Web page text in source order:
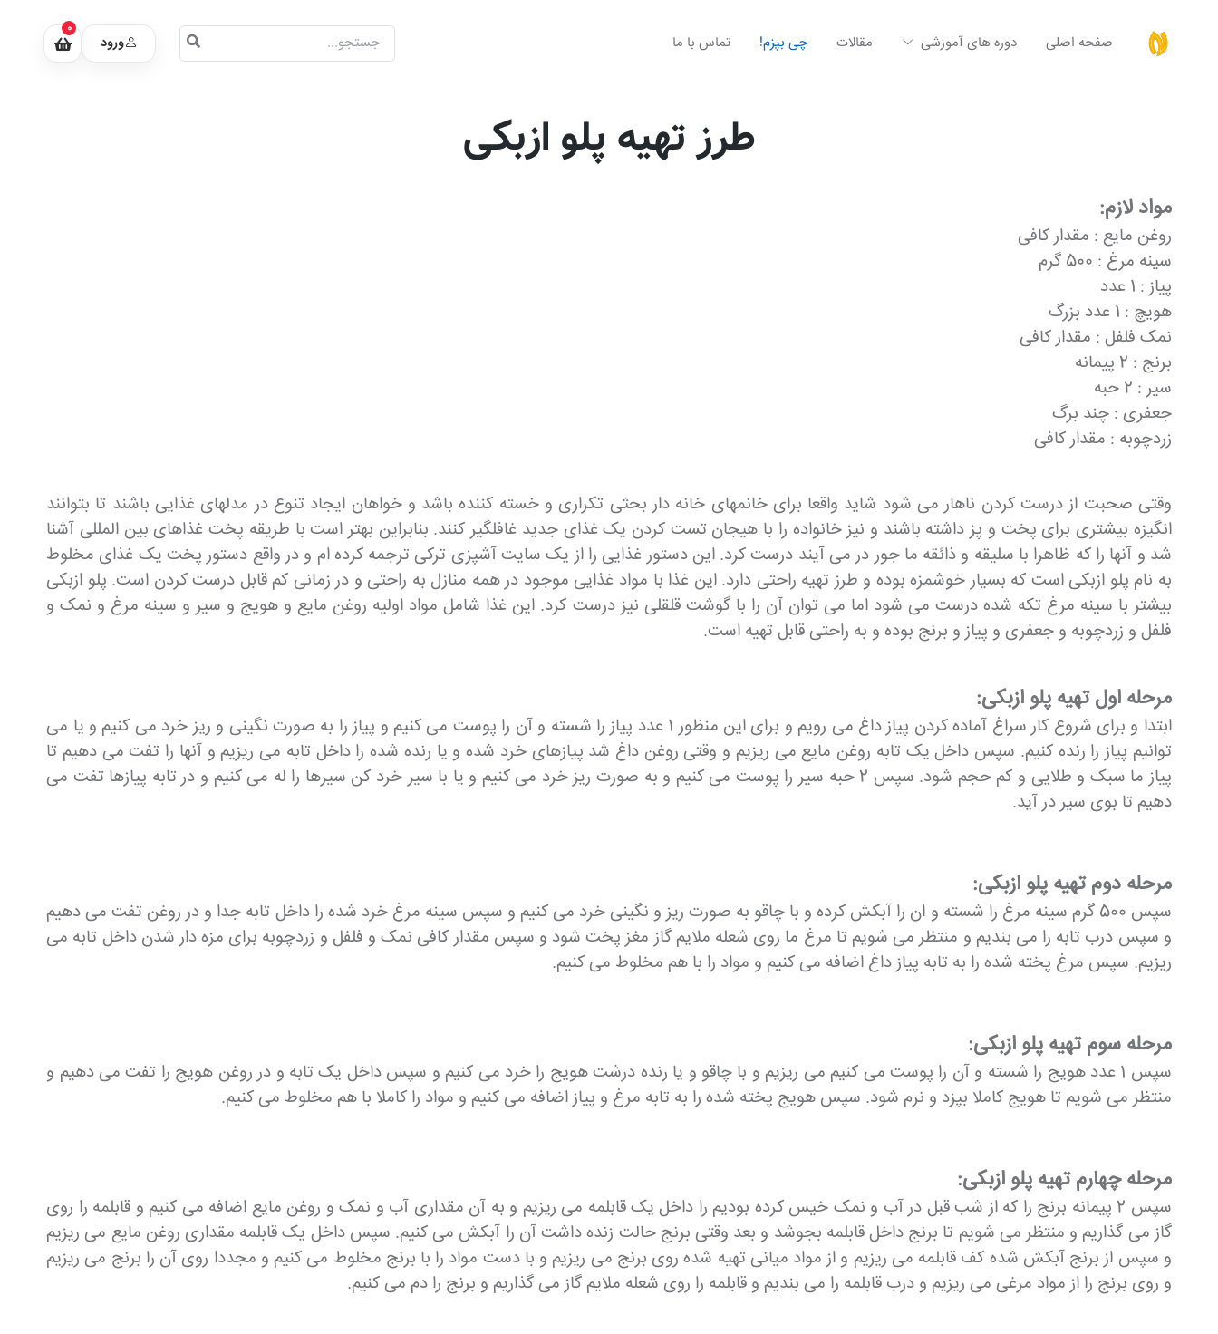
صفحه اصلی دوره های آموزشی مقالات چی بپزم! تماس با ما ورود
0
طرز تهیه پلو ازبکی
مواد لازم:
روغن مایع : مقدار کافی
سینه مرغ : 500 گرم
پیاز : 1 عدد
هویچ : 1 عدد بزرگ
نمک فلفل : مقدار کافی
برنج : 2 پیمانه
سیر : 2 حبه
جعفری : چند برگ
زردچوبه : مقدار کافی
وقتی صحبت از درست کردن ناهار می شود شاید واقعا برای خانمهای خانه دار بحثی تکراری و خسته کننده باشد و خواهان ایجاد تنوع در مدلهای غذایی باشند تا بتوانند
انگیزه بیشتری برای پخت و پز داشته باشند و نیز خانواده را با هیجان تست کردن یک غذای جدید غافلگیر کنند. بنابراین بهتر است با طریقه پخت غذاهای بین المللی آشنا
شد و آنها را که ظاهرا با سلیقه و ذائقه ما جور در می آیند درست کرد. این دستور غذایی را از یک سایت آشپزی ترکی ترجمه کرده ام و در واقع دستور پخت یک غذای مخلوط
به نام پلو ازبکی است که بسیار خوشمزه بوده و طرز تهیه راحتی دارد. این غذا با مواد غذایی موجود در همه منازل به راحتی و در زمانی کم قابل درست کردن است. پلو ازبکی
بیشتر با سینه مرغ تکه شده درست می شود اما می توان آن را با گوشت قلقلی نیز درست کرد. این غذا شامل مواد اولیه روغن مایع و هویج و سیر و سینه مرغ و نمک و
فلفل و زردچوبه و جعفری و پیاز و برنج بوده و به راحتی قابل تهیه است.
مرحله اول تهیه پلو ازبکی:
ابتدا و برای شروع کار سراغ آماده کردن پیاز داغ می رویم و برای این منظور 1 عدد پیاز را شسته و آن را پوست می کنیم و پیاز را به صورت نگینی و ریز خرد می کنیم و یا می
توانیم پیاز را رنده کنیم. سپس داخل یک تابه روغن مایع می ریزیم و وقتی روغن داغ شد پیازهای خرد شده و یا رنده شده را داخل تابه می ریزیم و آنها را تفت می دهیم تا
پیاز ما سبک و طلایی و کم حجم شود. سپس 2 حبه سیر را پوست می کنیم و به صورت ریز خرد می کنیم و یا با سیر خرد کن سیرها را له می کنیم و در تابه پیازها تفت می
دهیم تا بوی سیر در آید.
مرحله دوم تهیه پلو ازبکی:
سپس 500 گرم سینه مرغ را شسته و ان را آبکش کرده و با چاقو به صورت ریز و نگینی خرد می کنیم و سپس سینه مرغ خرد شده را داخل تابه جدا و در روغن تفت می دهیم
و سپس درب تابه را می بندیم و منتظر می شویم تا مرغ ما روی شعله ملایم گاز مغز پخت شود و سپس مقدار کافی نمک و فلفل و زردچوبه برای مزه دار شدن داخل تابه می
ریزیم. سپس مرغ پخته شده را به تابه پیاز داغ اضافه می کنیم و مواد را با هم مخلوط می کنیم.
مرحله سوم تهیه پلو ازبکی:
سپس 1 عدد هویج را شسته و آن را پوست می کنیم می ریزیم و با چاقو و یا رنده درشت هویج را خرد می کنیم و سپس داخل یک تابه و در روغن هویج را تفت می دهیم و
منتظر می شویم تا هویج کاملا بپزد و نرم شود. سپس هویج پخته شده را به تابه مرغ و پیاز اضافه می کنیم و مواد را کاملا با هم مخلوط می کنیم.
مرحله چهارم تهیه پلو ازبکی:
سپس 2 پیمانه برنج را که از شب قبل در آب و نمک خیس کرده بودیم را داخل یک قابلمه می ریزیم و به آن مقداری آب و نمک و روغن مایع اضافه می کنیم و قابلمه را روی
گاز می گذاریم و منتظر می شویم تا برنج داخل قابلمه بجوشد و بعد وقتی برنج حالت زنده داشت آن را آبکش می کنیم. سپس داخل یک قابلمه مقداری روغن مایع می ریزیم
و سپس از برنج آبکش شده کف قابلمه می ریزیم و از مواد میانی تهیه شده روی برنج می ریزیم و با دست مواد را با برنج مخلوط می کنیم و مجددا روی آن را برنج می ریزیم
و روی برنج را از مواد مرغی می ریزیم و درب قابلمه را می بندیم و قابلمه را روی شعله ملایم گاز می گذاریم و برنج را دم می کنیم.